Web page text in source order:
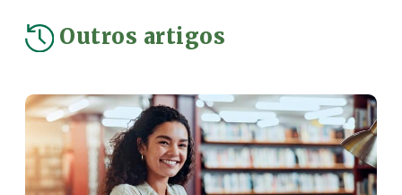
Outros artigos